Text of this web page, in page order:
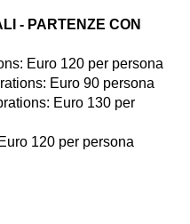
- PARTENZE CON
Euro 120 per persona
Euro 90 persona
Euro 130 per
120 per persona